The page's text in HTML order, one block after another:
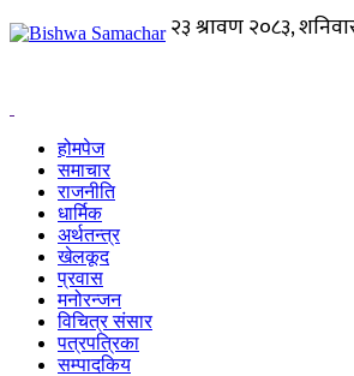
होमपेज
समाचार
राजनीति
धार्मिक
अर्थतन्त्र
खेलकूद
प्रवास
मनोरन्जन
विचित्र संसार
पत्रपत्रिका
सम्पादकिय